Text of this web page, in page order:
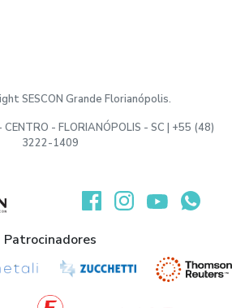
SESCON Grande Florianópolis.
- FLORIANÓPOLIS - SC | +55 (48)
3222-1409
Desenvolvido por:
Patrocinadores